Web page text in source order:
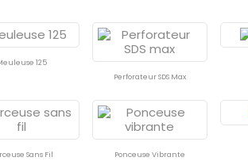
125
Perforateur SDS Max
Sans Fil Ponceuse Vibrante